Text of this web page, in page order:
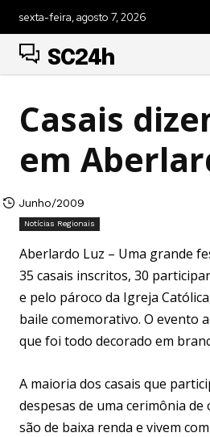
sexta-feira, agosto 7, 2026
SC24h
Casais
em
Junho/2009
Notícias Regionais
Aberlardo Luz – Uma grande
35 casais inscritos, 30
e pelo pároco da Igreja
baile comemorativo. O evento
que foi todo decorado em
A maioria dos casais que
despesas de uma cerimônia
são de baixa renda e vivem